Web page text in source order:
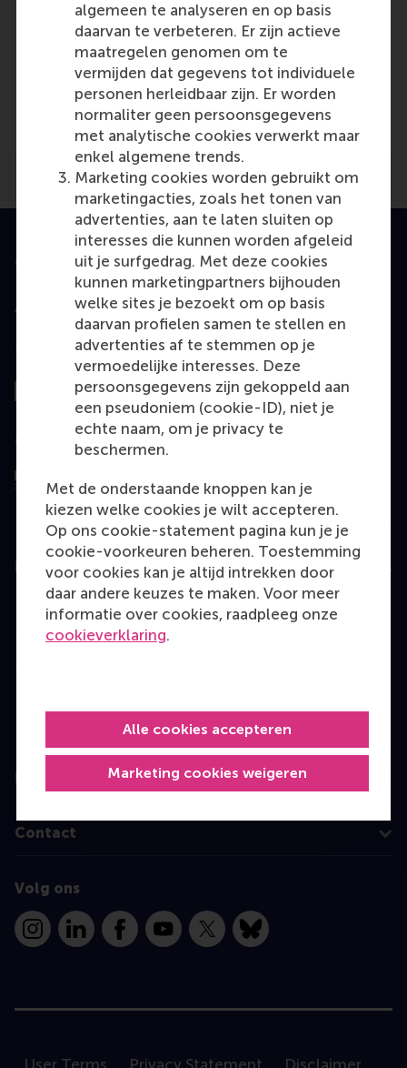
algemeen te analyseren en op basis
daarvan te verbeteren. Er zijn actieve
maatregelen genomen om te
vermijden dat gegevens tot individuele
personen herleidbaar zijn. Er worden
normaliter geen persoonsgegevens
met analytische cookies verwerkt maar
enkel algemene trends.
Marketing cookies worden gebruikt om
marketingacties, zoals het tonen van
advertenties, aan te laten sluiten op
interesses die kunnen worden afgeleid
uit je surfgedrag. Met deze cookies
kunnen marketingpartners bijhouden
welke sites je bezoekt om op basis
daarvan profielen samen te stellen en
advertenties af te stemmen op je
vermoedelijke interesses. Deze
persoonsgegevens zijn gekoppeld aan
een pseudoniem (cookie-ID), niet je
echte naam, om je privacy te
beschermen.
Met de onderstaande knoppen kan je
kiezen welke cookies je wilt accepteren.
Op ons cookie-statement pagina kun je je
cookie-voorkeuren beheren. Toestemming
voor cookies kan je altijd intrekken door
daar andere keuzes te maken. Voor meer
informatie over cookies, raadpleeg onze
cookieverklaring.
Marketing cookies weigeren
Alle cookies accepteren
Media Outlets
Nieuws.nl(Online)
Laatstenieuws.nl(Online)
Geaccrediteerd door
Top gerangschikt
Geëvalueerd door
Education
Bachelor
Master
Programme finder
Information for
Contact
Volg ons
InstagramLinkedInFacebookYouTube
X Bluesky